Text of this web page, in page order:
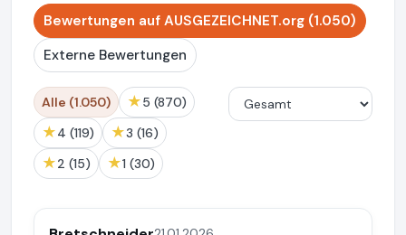
Bewertungen auf AUSGEZEICHNET.org (1.050)
Externe Bewertungen
Alle (1.050) ★ 5 (870)
★ 4 (119) ★ 3 (16)
★ 2 (15) ★ 1 (30)